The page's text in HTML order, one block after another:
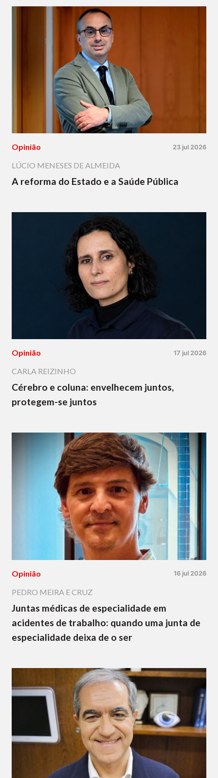
Opinião 23 jul 2026
LÚCIO MENESES DE ALMEIDA
A reforma do Estado e a Saúde Pública
Opinião 17 jul 2026
CARLA REIZINHO
Cérebro e coluna: envelhecem juntos,
protegem-se juntos
Opinião 16 jul 2026
PEDRO MEIRA E CRUZ
Juntas médicas de especialidade em
acidentes de trabalho: quando uma junta de
especialidade deixa de o ser